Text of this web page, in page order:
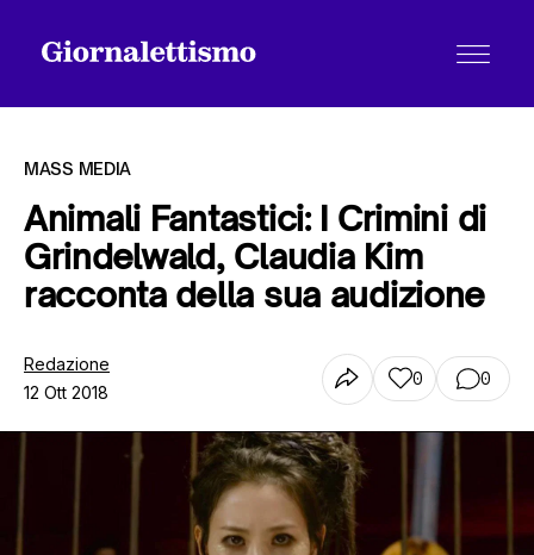
Tutti gli articoli
Chi siamo
MASS MEDIA
Animali Fantastici: I Crimini di
Grindelwald, Claudia Kim
racconta della sua audizione
Redazione
12 Ott 2018
0 0